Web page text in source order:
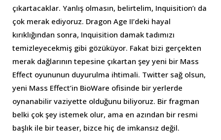
çıkartacaklar. Yanlış olmasın, belirtelim, Inquisition’ı da
çok merak ediyoruz. Dragon Age II’deki hayal
kırıklığından sonra, Inquisition damak tadımızı
temizleyecekmiş gibi gözüküyor. Fakat bizi gerçekten
merak dağlarının tepesine çıkartan şey yeni bir Mass
Effect oyununun duyurulma ihtimali. Twitter sağ olsun,
yeni Mass Effect’in BioWare ofisinde bir yerlerde
oynanabilir vaziyette olduğunu biliyoruz. Bir fragman
belki çok şey istemek olur, ama en azından bir resmi
başlık ile bir teaser, bizce hiç de imkansız değil.